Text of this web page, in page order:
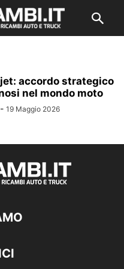
accordo strategico
nel mondo moto
- 19 Maggio 2026